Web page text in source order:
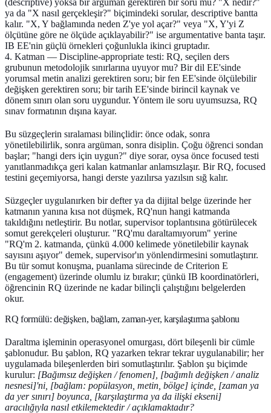
ya da "X nasıl gerçekleşir?" biçimindeki sorular, descriptive bantta
kalır. "X, Y bağlamında neden Z'ye yol açar?" veya "X, Y'yi Z
ölçütüne göre ne ölçüde açıklayabilir?" ise argumentative banta taşır.
IB EE'nin güçlü örnekleri çoğunlukla ikinci gruptadır.
4. Katman — Discipline-appropriate testi: RQ, seçilen ders
grubunun metodolojik sınırlarına uyuyor mu? Bir dil EE'sinde
yorumsal metin analizi gerektiren soru; bir fen EE'sinde ölçülebilir
değişken gerektiren soru; bir tarih EE'sinde birincil kaynak ve
dönem sınırı olan soru uygundur. Yöntem ile soru uyumsuzsa, RQ
sınav formatının dışına kayar.
Bu süzgeçlerin sıralaması bilinçlidir: önce odak, sonra
yönetilebilirlik, sonra argüman, sonra disiplin. Çoğu öğrenci sondan
başlar; "hangi ders için uygun?" diye sorar, oysa önce focused testi
yanıtlanmadıkça geri kalan katmanlar anlamsızlaşır. Bir RQ, focused
testini geçemiyorsa, hangi derste yazılırsa yazılsın sığ kalır.
Süzgeçler uygulanırken bir defter ya da dijital belge üzerinde her
katmanın yanına kısa not düşmek, RQ'nun hangi katmanda
takıldığını netleştirir. Bu notlar, supervisor toplantısına götürülecek
somut gerekçeleri oluşturur. "RQ'mu daraltamıyorum" yerine
"RQ'm 2. katmanda, çünkü 4.000 kelimede yönetilebilir kaynak
sayısını aşıyor" demek, supervisor'ın yönlendirmesini somutlaştırır.
Bu tür somut konuşma, puanlama sürecinde de Criterion E
(engagement) üzerinde olumlu iz bırakır; çünkü IB koordinatörleri,
öğrencinin RQ üzerinde ne kadar bilinçli çalıştığını belgelerden
okur.
RQ formülü: değişken, bağlam, zaman-yer, karşılaştırma şablonu
Daraltma işleminin operasyonel omurgası, dört bileşenli bir cümle
şablonudur. Bu şablon, RQ yazarken tekrar tekrar uygulanabilir; her
uygulamada bileşenlerden biri somutlaştırılır. Şablon şu biçimde
kurulur: [Bağımsız değişken / fenomen], [bağımlı değişken / analiz
nesnesi]'ni, [bağlam: popülasyon, metin, bölge] içinde, [zaman ya
da yer sınırı] boyunca, [karşılaştırma ya da ilişki ekseni]
aracılığıyla nasıl etkilemektedir / açıklamaktadır?